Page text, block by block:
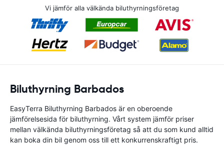
Vi jämför alla välkända biluthyrningsföretag
Biluthyrning Barbados
EasyTerra Biluthyrning Barbados är en oberoende
jämförelsesida för biluthyrning. Vårt system jämför priser
mellan välkända biluthyrningsföretag så att du som kund alltid
kan boka din bil genom oss till ett konkurrenskraftigt pris.